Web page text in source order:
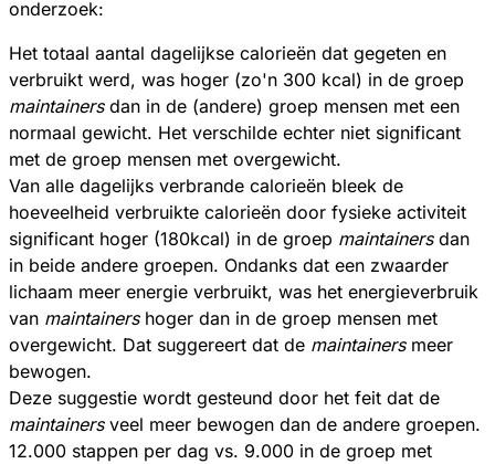
onderzoek:
Het totaal aantal dagelijkse calorieën dat gegeten en
verbruikt werd, was hoger (zo'n 300 kcal) in de groep
maintainersdan in de (andere) groep mensen met een
normaal gewicht. Het verschilde echter niet significant
met de groep mensen met overgewicht.
Van alle dagelijks verbrande calorieën bleek de
hoeveelheid verbruikte calorieën door fysieke activiteit
significant hoger (180kcal) in de groep maintainersdan
in beide andere groepen. Ondanks dat een zwaarder
lichaam meer energie verbruikt, was het energieverbruik
van maintainershoger dan in de groep mensen met
overgewicht. Dat suggereert dat de maintainersmeer
bewogen.
Deze suggestie wordt gesteund door het feit dat de
maintainersveel meer bewogen dan de andere groepen.
12.000 stappen per dag vs. 9.000 in de groep met